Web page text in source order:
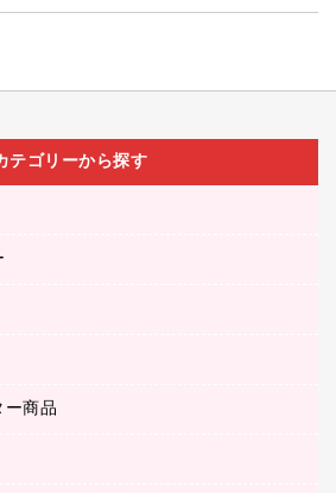
テゴリーから探す
品・飲料・食添製品）
ー
ー商品
ター商品